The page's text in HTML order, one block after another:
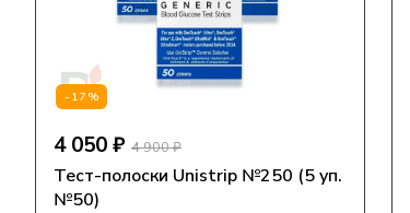
-17%
4 050 ₽ 4 900 ₽
Тест-полоски Unistrip №250 (5 уп.
№50)